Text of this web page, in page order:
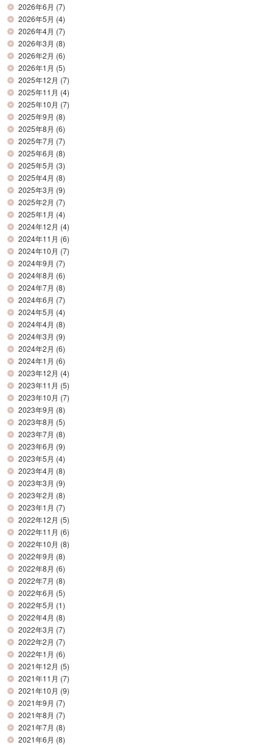
2026年6月 (7)
2026年5月 (4)
2026年4月 (7)
2026年3月 (8)
2026年2月 (6)
2026年1月 (5)
2025年12月 (7)
2025年11月 (4)
2025年10月 (7)
2025年9月 (8)
2025年8月 (6)
2025年7月 (7)
2025年6月 (8)
2025年5月 (3)
2025年4月 (8)
2025年3月 (9)
2025年2月 (7)
2025年1月 (4)
2024年12月 (4)
2024年11月 (6)
2024年10月 (7)
2024年9月 (7)
2024年8月 (6)
2024年7月 (8)
2024年6月 (7)
2024年5月 (4)
2024年4月 (8)
2024年3月 (9)
2024年2月 (6)
2024年1月 (6)
2023年12月 (4)
2023年11月 (5)
2023年10月 (7)
2023年9月 (8)
2023年8月 (5)
2023年7月 (8)
2023年6月 (9)
2023年5月 (4)
2023年4月 (8)
2023年3月 (9)
2023年2月 (8)
2023年1月 (7)
2022年12月 (5)
2022年11月 (6)
2022年10月 (8)
2022年9月 (8)
2022年8月 (6)
2022年7月 (8)
2022年6月 (5)
2022年5月 (1)
2022年4月 (8)
2022年3月 (7)
2022年2月 (7)
2022年1月 (6)
2021年12月 (5)
2021年11月 (7)
2021年10月 (9)
2021年9月 (7)
2021年8月 (7)
2021年7月 (8)
2021年6月 (8)